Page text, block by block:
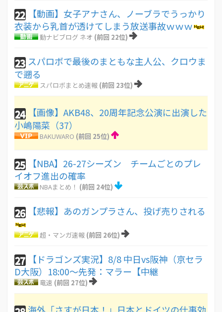
22
【動画】女子アナさん、ノーブラでうっかり
衣装から乳首が透けてしまう放送事故ｗｗｗ
動ナビブログ ネオ (前回 22位)
23 スパロボで最後のまともな主人公、クロウま
で遡る
スパロボまとめ速報 (前回 23位)
24
【画像】AKB48、20周年記念公演に出演した
小嶋陽菜（37）
BAKUWARO (前回 25位)
25
【NBA】26-27シーズン チームごとのプレ
イオフ進出の確率
NBAまとめ！ (前回 24位)
26 【悲報】あのガンプラさん、投げ売りされる
超・マンガ速報 (前回 26位)
27
【ドラゴンズ実況】8/8 中日vs阪神（京セラ
D大阪）18:00～先発：マラー【中継
竜速 (前回 27位)